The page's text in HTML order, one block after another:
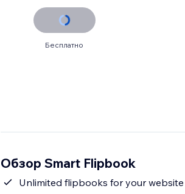
Бесплатно
Обзор Smart Flipbook
Unlimited flipbooks for your website